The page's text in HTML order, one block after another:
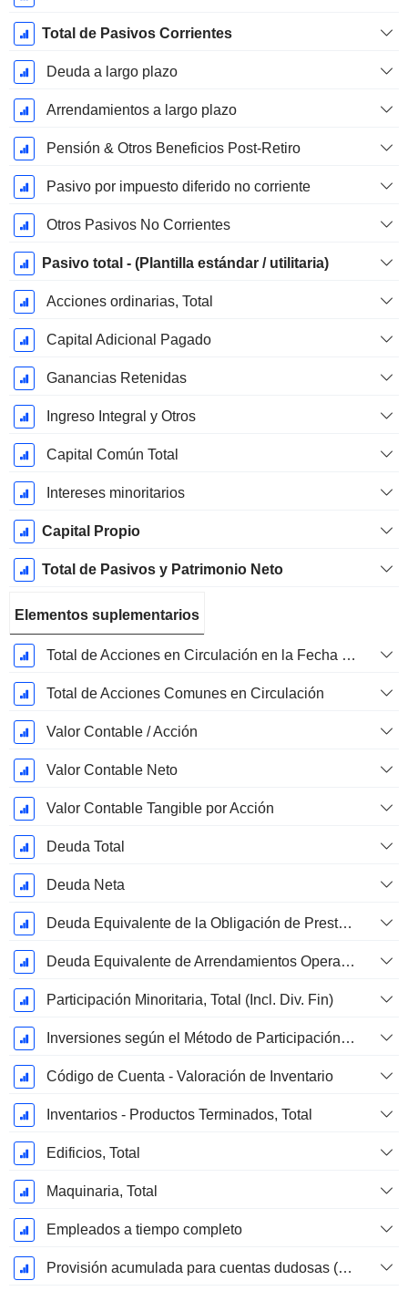
Total de Pasivos Corrientes
Deuda a largo plazo
Arrendamientos a largo plazo
Pensión & Otros Beneficios Post-Retiro
Pasivo por impuesto diferido no corriente
Otros Pasivos No Corrientes
Pasivo total - (Plantilla estándar / utilitaria)
Acciones ordinarias, Total
Capital Adicional Pagado
Ganancias Retenidas
Ingreso Integral y Otros
Capital Común Total
Intereses minoritarios
Capital Propio
Total de Pasivos y Patrimonio Neto
Elementos suplementarios
Total de Acciones en Circulación en la Fecha de Presentación
Total de Acciones Comunes en Circulación
Valor Contable / Acción
Valor Contable Neto
Valor Contable Tangible por Acción
Deuda Total
Deuda Neta
Deuda Equivalente de la Obligación de Prestación Proyectada No Financiada
Deuda Equivalente de Arrendamientos Operativos
Participación Minoritaria, Total (Incl. Div. Fin)
Inversiones según el Método de Participación, Total
Código de Cuenta - Valoración de Inventario
Inventarios - Productos Terminados, Total
Edificios, Total
Maquinaria, Total
Empleados a tiempo completo
Provisión acumulada para cuentas dudosas (Suplemento)